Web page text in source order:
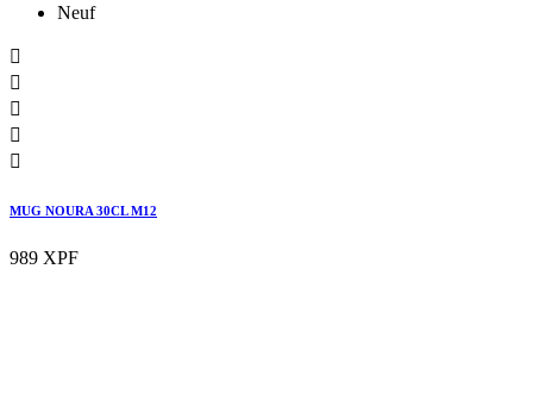
Neuf





MUG NOURA 30CL M12
989 XPF